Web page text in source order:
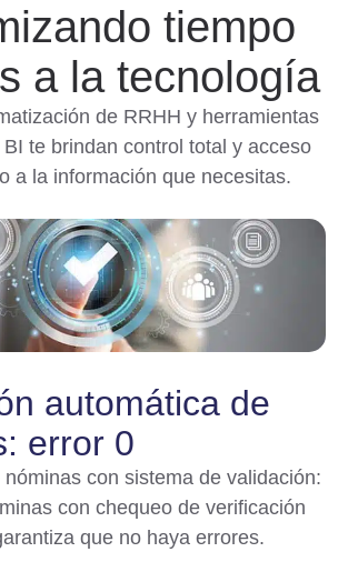
tiempo
a la tecnología
de RRHH y herramientas
te brindan control total y acceso
a la información que necesitas.
automática de
error 0
con sistema de validación:
con chequeo de verificación
que no haya errores.